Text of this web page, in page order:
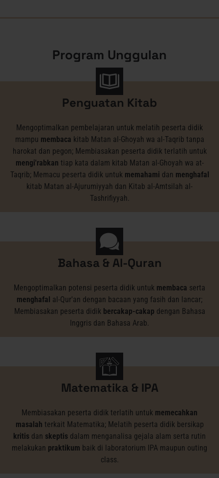
Program Unggulan
Penguatan Kitab
Mengoptimalkan pembelajaran untuk melatih peserta didik
mampu membaca kitab Matan al-Ghoyah wa al-Taqrib tanpa
harokat dan pegon; Membiasakan peserta didik terlatih untuk
mengi'rabkan tiap kata dalam kitab Matan al-Ghoyah wa at-
Taqrib; Memacu peserta didik untuk memahami dan menghafal
kitab Matan al-Ajurumiyyah dan Kitab al-Amtsilah al-
Tashrifiyyah.
Bahasa & Al-Quran
Mengoptimalkan potensi peserta didik untuk membaca serta
menghafal al-Qur'an dengan bacaan yang fasih dan lancar;
Membiasakan peserta didik bercakap-cakap dengan Bahasa
Inggris dan Bahasa Arab.
Matematika & IPA
Membiasakan peserta didik terlatih untuk memecahkan
masalah terkait Matematika; Melatih peserta didik bersikap
kritis dan skeptis dalam menganalisa gejala alam serta rutin
melakukan praktikum baik di laboratorium IPA maupun outing
class.